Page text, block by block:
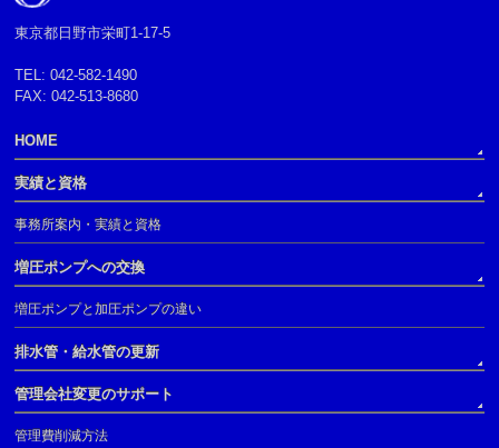
東京都日野市栄町1-17-5
TEL: 042-582-1490
FAX: 042-513-8680
HOME
実績と資格
事務所案内・実績と資格
増圧ポンプへの交換
増圧ポンプと加圧ポンプの違い
排水管・給水管の更新
管理会社変更のサポート
管理費削減方法